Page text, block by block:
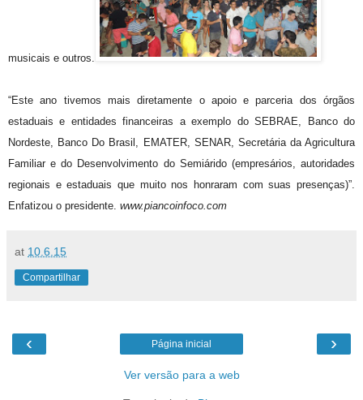
musicais e outros.
“Este ano tivemos mais diretamente o apoio e parceria dos órgãos
estaduais e entidades financeiras a exemplo do SEBRAE, Banco do
Nordeste, Banco Do Brasil, EMATER, SENAR, Secretária da Agricultura
Familiar e do Desenvolvimento do Semiárido (empresários, autoridades
regionais e estaduais que muito nos honraram com suas presenças)”.
Enfatizou o presidente. www.piancoinfoco.com
at 10.6.15
Compartilhar
‹ ›
Página inicial
Ver versão para a web